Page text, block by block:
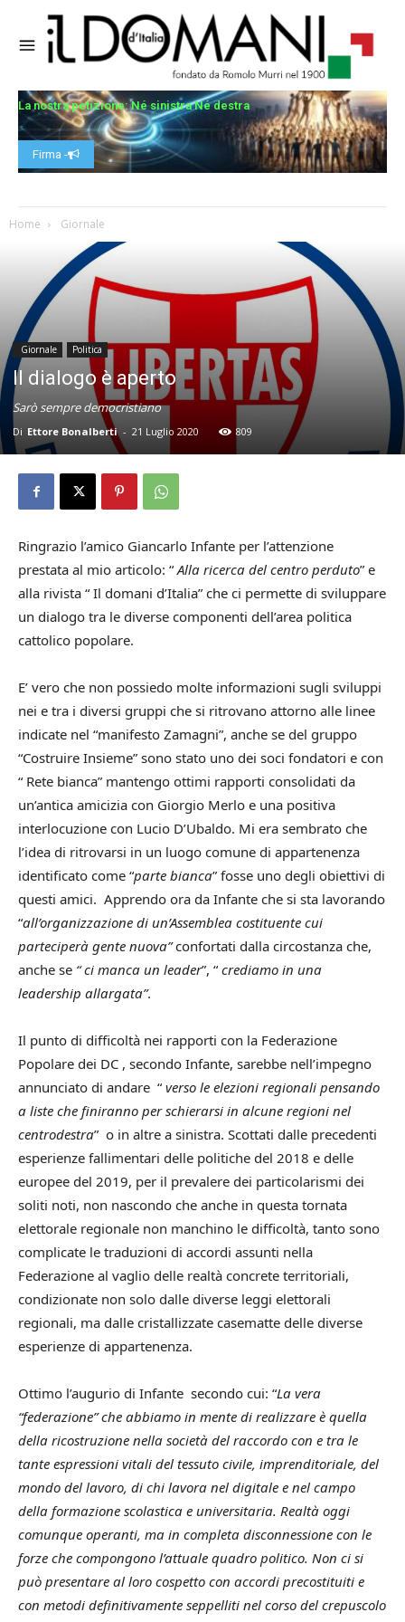
La nostra petizione: Né sinistra Né destra
Firma -
Home Giornale
Giornale Politica
Il dialogo è aperto
Sarò sempre democristiano
Di Ettore Bonalberti - 21 Luglio 2020 809
Ringrazio l’amico Giancarlo Infante per l’attenzione
prestata al mio articolo: “Alla ricerca del centro perduto” e
alla rivista “ Il domani d’Italia” che ci permette di sviluppare
un dialogo tra le diverse componenti dell’area politica
cattolico popolare.
E’ vero che non possiedo molte informazioni sugli sviluppi
nei e tra i diversi gruppi che si ritrovano attorno alle linee
indicate nel “manifesto Zamagni”, anche se del gruppo
“Costruire Insieme” sono stato uno dei soci fondatori e con
“ Rete bianca” mantengo ottimi rapporti consolidati da
un’antica amicizia con Giorgio Merlo e una positiva
interlocuzione con Lucio D’Ubaldo. Mi era sembrato che
l’idea di ritrovarsi in un luogo comune di appartenenza
identificato come “parte bianca” fosse uno degli obiettivi di
questi amici. Apprendo ora da Infante che si sta lavorando
“all’organizzazione di un’Assemblea costituente cui
parteciperà gente nuova”confortati dalla circostanza che,
anche se “ ci manca un leader”, “ crediamo in una
leadership allargata”.
Il punto di difficoltà nei rapporti con la Federazione
Popolare dei DC , secondo Infante, sarebbe nell’impegno
annunciato di andare “ verso le elezioni regionali pensando
a liste che finiranno per schierarsi in alcune regioni nel
centrodestra” o in altre a sinistra. Scottati dalle precedenti
esperienze fallimentari delle politiche del 2018 e delle
europee del 2019, per il prevalere dei particolarismi dei
soliti noti, non nascondo che anche in questa tornata
elettorale regionale non manchino le difficoltà, tanto sono
complicate le traduzioni di accordi assunti nella
Federazione al vaglio delle realtà concrete territoriali,
condizionate non solo dalle diverse leggi elettorali
regionali, ma dalle cristallizzate casematte delle diverse
esperienze di appartenenza.
Ottimo l’augurio di Infante secondo cui: “La vera
“federazione” che abbiamo in mente di realizzare è quella
della ricostruzione nella società del raccordo con e tra le
tante espressioni vitali del tessuto civile, imprenditoriale, del
mondo del lavoro, di chi lavora nel digitale e nel campo
della formazione scolastica e universitaria. Realtà oggi
comunque operanti, ma in completa disconnessione con le
forze che compongono l’attuale quadro politico. Non ci si
può presentare al loro cospetto con accordi precostituiti e
con metodi definitivamente seppelliti nel corso del crepuscolo